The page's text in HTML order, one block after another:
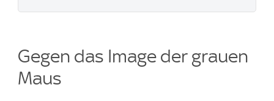
Gegen das Image der grauen
Maus